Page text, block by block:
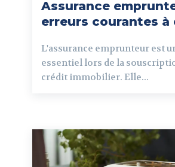
Assurance
erreurs courantes à
L'assurance emprunteur est
essentiel lors de la
crédit immobilier. Elle...